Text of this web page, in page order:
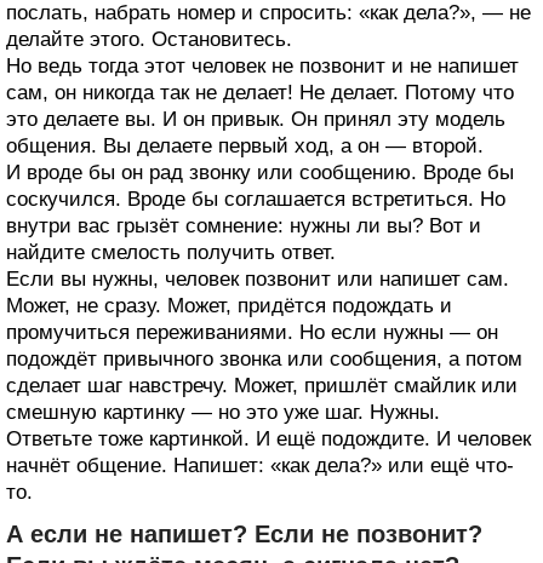
послать, набрать номер и спросить: «как дела?», — не
делайте этого. Остановитесь.
Но ведь тогда этот человек не позвонит и не напишет
сам, он никогда так не делает! Не делает. Потому что
это делаете вы. И он привык. Он принял эту модель
общения. Вы делаете первый ход, а он — второй.
И вроде бы он рад звонку или сообщению. Вроде бы
соскучился. Вроде бы соглашается встретиться. Но
внутри вас грызёт сомнение: нужны ли вы? Вот и
найдите смелость получить ответ.
Если вы нужны, человек позвонит или напишет сам.
Может, не сразу. Может, придётся подождать и
промучиться переживаниями. Но если нужны — он
подождёт привычного звонка или сообщения, а потом
сделает шаг навстречу. Может, пришлёт смайлик или
смешную картинку — но это уже шаг. Нужны.
Ответьте тоже картинкой. И ещё подождите. И человек
начнёт общение. Напишет: «как дела?» или ещё что-
то.
А если не напишет? Если не позвонит?